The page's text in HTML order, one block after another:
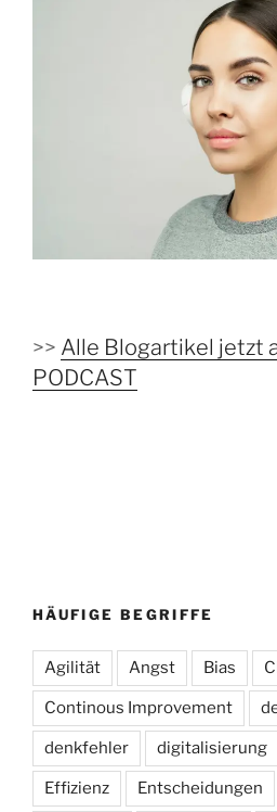
>> Alle Blogartikel jetzt
PODCAST
HÄUFIGE BEGRIFFE
Agilität Angst Bias
Continous Improvement
denkfehler digitalisierung
Effizienz Entscheidungen